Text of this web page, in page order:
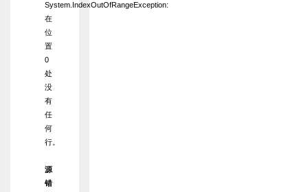
System.IndexOutOfRangeException:
在
位
置
0
处
没
有
任
何
行。
源
错